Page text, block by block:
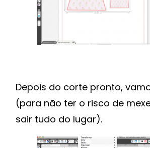
Depois do corte pronto,
(para não ter o risco de
sair tudo do lugar).